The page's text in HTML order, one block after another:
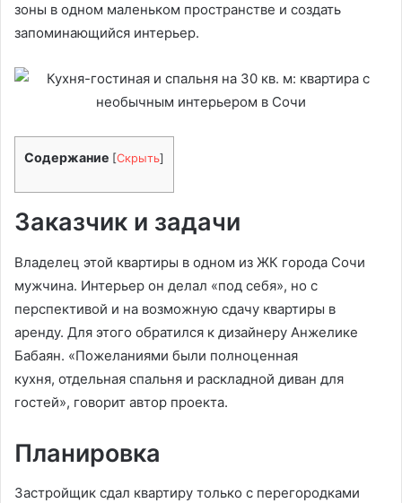
зоны в одном маленьком пространстве и создать
запоминающийся интерьер.
Содержание [Скрыть]
Заказчик и задачи
Владелец этой квартиры в одном из ЖК города Сочи
мужчина. Интерьер он делал «под себя», но с
перспективой и на возможную сдачу квартиры в
аренду. Для этого обратился к дизайнеру Анжелике
Бабаян. «Пожеланиями были полноценная
кухня, отдельная спальня и раскладной диван для
гостей», говорит автор проекта.
Планировка
Застройщик сдал квартиру только с перегородками